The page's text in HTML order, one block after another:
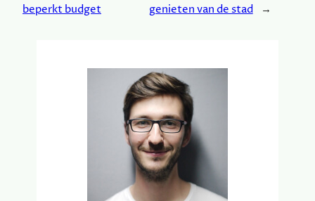
beperkt budget
genieten van de stad
→